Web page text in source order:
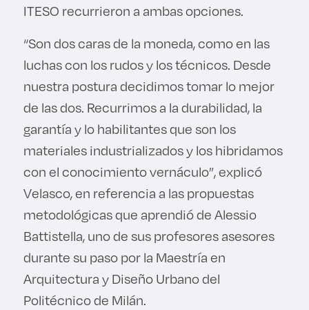
ITESO recurrieron a ambas opciones.
“Son dos caras de la moneda, como en las
luchas con los rudos y los técnicos. Desde
nuestra postura decidimos tomar lo mejor
de las dos. Recurrimos a la durabilidad, la
garantía y lo habilitantes que son los
materiales industrializados y los hibridamos
con el conocimiento vernáculo”, explicó
Velasco, en referencia a las propuestas
metodológicas que aprendió de Alessio
Battistella, uno de sus profesores asesores
durante su paso por la Maestría en
Arquitectura y Diseño Urbano del
Politécnico de Milán.